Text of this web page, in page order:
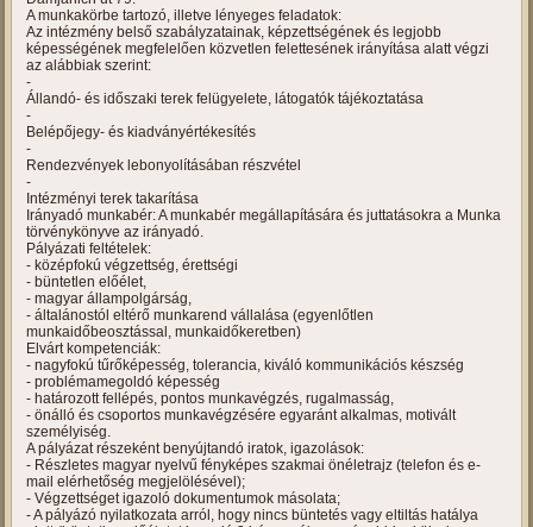
A munkakörbe tartozó, illetve lényeges feladatok:
Az intézmény belső szabályzatainak, képzettségének és legjobb
képességének megfelelően közvetlen felettesének irányítása alatt végzi
az alábbiak szerint:
-
Állandó- és időszaki terek felügyelete, látogatók tájékoztatása
-
Belépőjegy- és kiadványértékesítés
-
Rendezvények lebonyolításában részvétel
-
Intézményi terek takarítása
Irányadó munkabér: A munkabér megállapítására és juttatásokra a Munka
törvénykönyve az irányadó.
Pályázati feltételek:
- középfokú végzettség, érettségi
- büntetlen előélet,
- magyar állampolgárság,
- általánostól eltérő munkarend vállalása (egyenlőtlen
munkaidőbeosztással, munkaidőkeretben)
Elvárt kompetenciák:
- nagyfokú tűrőképesség, tolerancia, kiváló kommunikációs készség
- problémamegoldó képesség
- határozott fellépés, pontos munkavégzés, rugalmasság,
- önálló és csoportos munkavégzésére egyaránt alkalmas, motivált
személyiség.
A pályázat részeként benyújtandó iratok, igazolások:
- Részletes magyar nyelvű fényképes szakmai önéletrajz (telefon és e-
mail elérhetőség megjelölésével);
- Végzettséget igazoló dokumentumok másolata;
- A pályázó nyilatkozata arról, hogy nincs büntetés vagy eltiltás hatálya